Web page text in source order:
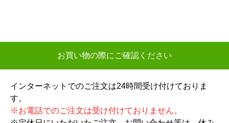
業務用冷蔵機器 HR-75A
T-1
219,046 円(税込)
商品詳細はこちら
ルドテーブル Gタイプ
業務用冷蔵機器 RT-180
SNG-1
商品詳細はこちら